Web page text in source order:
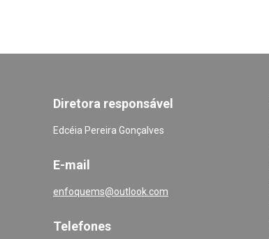
Diretora responsável
Edcéia Pereira Gonçalves
E-mail
enfoquems@outlook.com
Telefones